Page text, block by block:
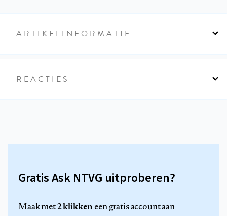
ARTIKELINFORMATIE
REACTIES
Gratis Ask NTVG uitproberen?
Maak met2 klikkeneen gratis account aan